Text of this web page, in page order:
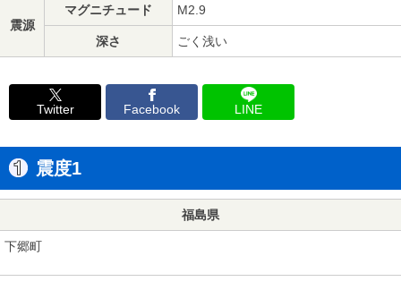
震源
マグニチュード M2.9
深さ ごく浅い
Twitter Facebook LINE
震度1
福島県
下郷町